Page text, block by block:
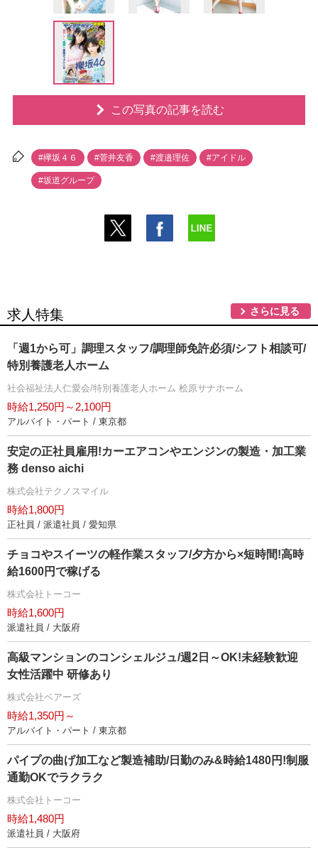
この写真の記事を読む
#欅坂４６ #菅井友香 #渡邉理佐 #アイドル
#坂道グループ
求人特集 さらに見る
「週1から可」調理スタッフ/調理師免許必須/シフト相談可/
特別養護老人ホーム
社会福祉法人仁愛会/特別養護老人ホーム 桧原サナホーム
時給1,250円～2,100円
アルバイト・パート / 東京都
安定の正社員雇用!カーエアコンやエンジンの製造・加工業
務 denso aichi
株式会社テクノスマイル
時給1,800円
正社員 / 派遣社員 / 愛知県
チョコやスイーツの軽作業スタッフ/夕方から×短時間!高時
給1600円で稼げる
株式会社トーコー
時給1,600円
派遣社員 / 大阪府
高級マンションのコンシェルジュ/週2日～OK!未経験歓迎
女性活躍中 研修あり
株式会社ベアーズ
時給1,350円～
アルバイト・パート / 東京都
パイプの曲げ加工など製造補助/日勤のみ&時給1480円!制服
通勤OKでラクラク
株式会社トーコー
時給1,480円
派遣社員 / 大阪府